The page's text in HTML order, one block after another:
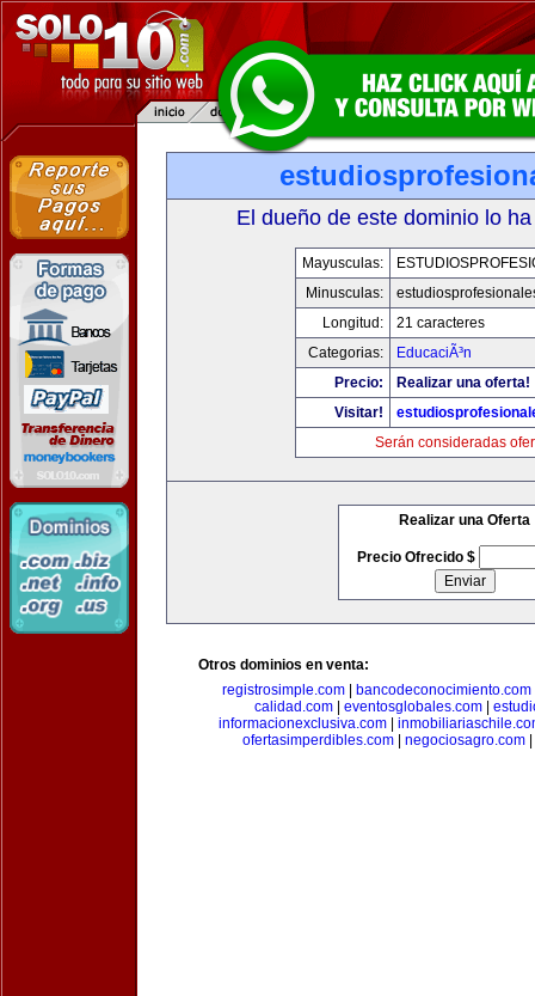
El dueño de este dominio lo
Mayusculas:
Minusculas:
Longitud:
21 caracteres
Categorias:
EducaciÃ³n
Precio:
Realizar una oferta!
Visitar!
Serán consideradas
Realizar una Oferta
Precio Ofrecido $
Otros dominios en venta:
registrosimple.com
bancodeconocimiento.com
calidad.com
eventosglobales.com
informacionexclusiva.com|
ofertasimperdibles.com
negociosagro.com